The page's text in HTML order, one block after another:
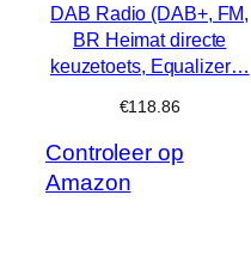
DAB Radio (DAB+, FM,
BR Heimat directe
keuzetoets, Equalizer…
€118.86
Controleer op
Amazon